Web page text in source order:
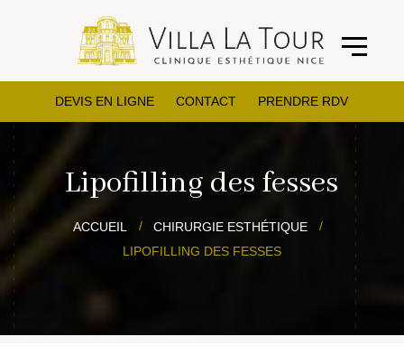
DEVIS EN LIGNE CONTACT PRENDRE RDV
Lipofilling des fesses
ACCUEIL
CHIRURGIE ESTHÉTIQUE
LIPOFILLING DES FESSES